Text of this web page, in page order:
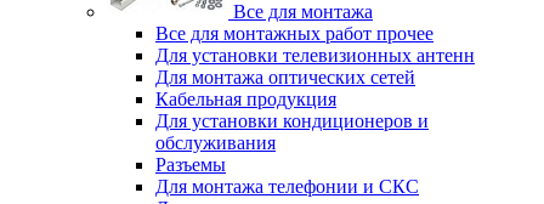
Все для монтажа
Все для монтажных работ прочее
Для установки телевизионных антенн
Для монтажа оптических сетей
Кабельная продукция
Для установки кондиционеров и
обслуживания
Разъемы
Для монтажа телефонии и СКС